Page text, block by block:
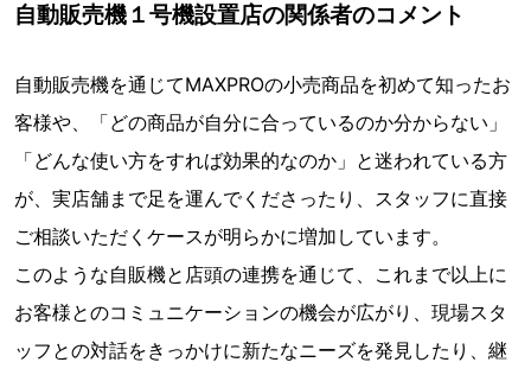
自動販売機１号機設置店の関係者のコメント
自動販売機を通じてMAXPROの小売商品を初めて知ったお
客様や、「どの商品が自分に合っているのか分からない」
「どんな使い方をすれば効果的なのか」と迷われている方
が、実店舗まで足を運んでくださったり、スタッフに直接
ご相談いただくケースが明らかに増加しています。
このような自販機と店頭の連携を通じて、これまで以上に
お客様とのコミュニケーションの機会が広がり、現場スタ
ッフとの対話をきっかけに新たなニーズを発見したり、継